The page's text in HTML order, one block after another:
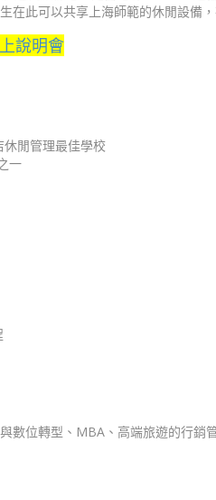
在此可以共享上海師範的休閒設備
說明會
閒管理最佳學校
一
數位轉型、MBA、高端旅遊的行銷